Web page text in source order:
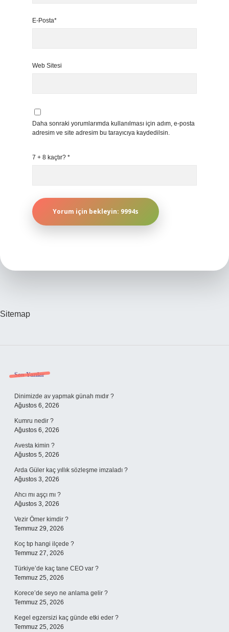
E-Posta*
Web Sitesi
Daha sonraki yorumlarımda kullanılması için adım, e-posta
adresim ve site adresim bu tarayıcıya kaydedilsin.
7 + 8 kaçtır? *
Sitemap
Sidebar
Son Yazılar
Dinimizde av yapmak günah mıdır ?
Ağustos 6, 2026
Kumru nedir ?
Ağustos 6, 2026
Avesta kimin ?
Ağustos 5, 2026
Arda Güler kaç yıllık sözleşme imzaladı ?
Ağustos 3, 2026
Ahcı mı aşçı mı ?
Ağustos 3, 2026
Vezir Ömer kimdir ?
Temmuz 29, 2026
Koç tıp hangi ilçede ?
Temmuz 27, 2026
Türkiye’de kaç tane CEO var ?
Temmuz 25, 2026
Korece’de seyo ne anlama gelir ?
Temmuz 25, 2026
Kegel egzersizi kaç günde etki eder ?
Temmuz 25, 2026